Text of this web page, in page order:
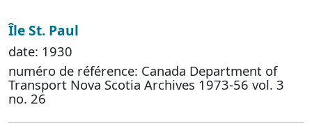
Île St. Paul
date: 1930
numéro de référence: Canada Department of
Transport Nova Scotia Archives 1973-56 vol. 3
no. 26